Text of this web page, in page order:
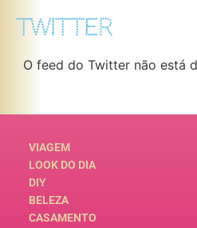
TWITTER
O feed do Twitter não está
VIAGEM
LOOK DO DIA
DIY
BELEZA
CASAMENTO